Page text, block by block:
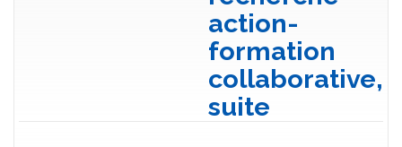
action-
formation
collaborative,
suite